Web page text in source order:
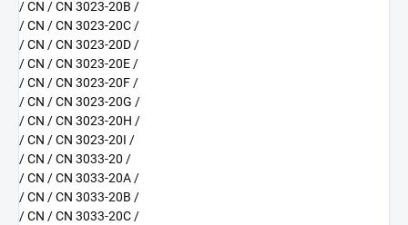
/ CN / CN 3023-20B /
/ CN / CN 3023-20C /
/ CN / CN 3023-20D /
/ CN / CN 3023-20E /
/ CN / CN 3023-20F /
/ CN / CN 3023-20G /
/ CN / CN 3023-20H /
/ CN / CN 3023-20I /
/ CN / CN 3033-20 /
/ CN / CN 3033-20A /
/ CN / CN 3033-20B /
/ CN / CN 3033-20C /